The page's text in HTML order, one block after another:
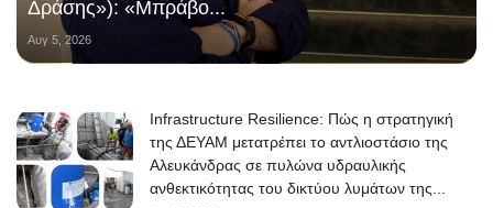
Δράσης»): «Μπράβο...
Αυγ 5, 2026
Infrastructure Resilience: Πώς η στρατηγική
της ΔΕΥΑΜ μετατρέπει το αντλιοστάσιο της
Αλευκάνδρας σε πυλώνα υδραυλικής
ανθεκτικότητας του δικτύου λυμάτων της...